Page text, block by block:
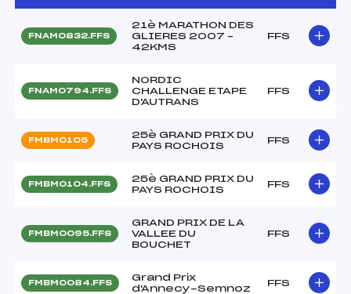
FNAM0832.FFS
21è MARATHON DES
GLIERES 2007 –
42KMS
FFS
FNAM0794.FFS
NORDIC
CHALLENGE ETAPE
D'AUTRANS
FFS
FMBM0105
25è GRAND PRIX DU
PAYS ROCHOIS
FFS
FMBM0104.FFS
25è GRAND PRIX DU
PAYS ROCHOIS
FFS
FMBM0095.FFS
GRAND PRIX DE LA
VALLEE DU
BOUCHET
FFS
FMBM0084.FFS
Grand Prix
d'Annecy-Semnoz
FFS